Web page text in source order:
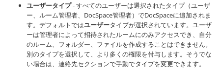
ユーザータイプ- すべてのユーザーは選択されたタイプ（ユーザ
ー、ルーム管理者、DocSpace管理者）でDocSpaceに追加されま
す。デフォルトではユーザータイプが選択されています。ユーザ
ーは管理者によって招待されたルームにのみアクセスでき、自分
のルーム、フォルダー、ファイルを作成することはできません。
別のタイプを選択して、より多くの権限を付与します。そうでな
い場合は、連絡先セクションで手動でタイプを変更できます。